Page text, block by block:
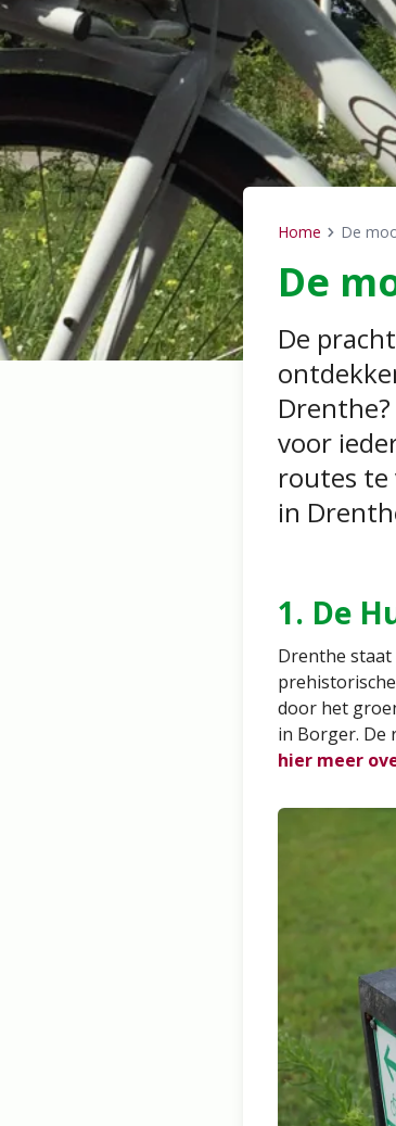
Home De
De
De
voor
routes te
in
1. De
Drenthe staat
door het
in Borger. De
hier meer